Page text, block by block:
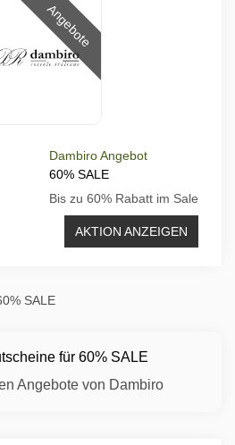
Angebote
Dambiro Angebot
60% SALE
Bis zu 60% Rabatt im Sale
AKTION ANZEIGEN
SALE
für 60% SALE
Angebote von Dambiro